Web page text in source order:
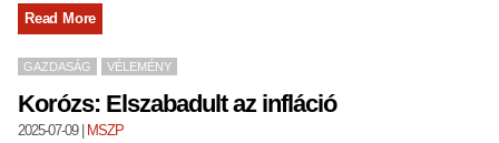
Read More
GAZDASÁG VÉLEMÉNY
Korózs: Elszabadult az infláció
2025-07-09| MSZP